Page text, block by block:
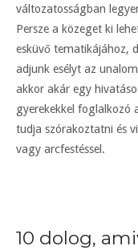
változatosságban
Persze a közeget ki
esküvő tematikájához,
adjunk esélyt az
akkor akár egy
gyerekekkel foglalkozó
tudja szórakoztatni és
vagy arcfestéssel.
10 dolog,